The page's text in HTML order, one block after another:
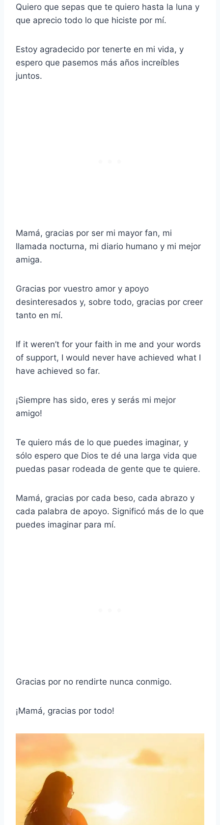
Quiero que sepas que te quiero hasta la luna y
que aprecio todo lo que hiciste por mí.
Estoy agradecido por tenerte en mi vida, y
espero que pasemos más años increíbles
juntos.
Mamá, gracias por ser mi mayor fan, mi
llamada nocturna, mi diario humano y mi mejor
amiga.
Gracias por vuestro amor y apoyo
desinteresados y, sobre todo, gracias por creer
tanto en mí.
If it weren’t for your faith in me and your words
of support, I would never have achieved what I
have achieved so far.
¡Siempre has sido, eres y serás mi mejor
amigo!
Te quiero más de lo que puedes imaginar, y
sólo espero que Dios te dé una larga vida que
puedas pasar rodeada de gente que te quiere.
Mamá, gracias por cada beso, cada abrazo y
cada palabra de apoyo. Significó más de lo que
puedes imaginar para mí.
Gracias por no rendirte nunca conmigo.
¡Mamá, gracias por todo!